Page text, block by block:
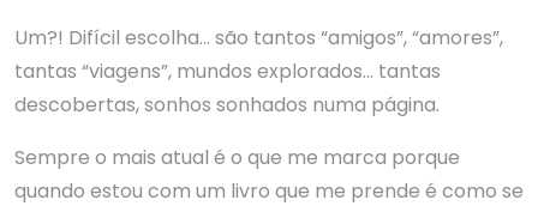
Um?! Difícil escolha… são tantos “amigos”, “amores”,
tantas “viagens”, mundos explorados… tantas
descobertas, sonhos sonhados numa página.
Sempre o mais atual é o que me marca porque
quando estou com um livro que me prende é como se